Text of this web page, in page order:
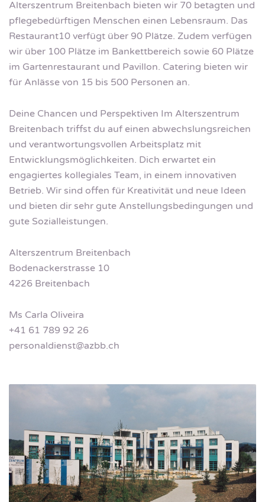
Alterszentrum Breitenbach bieten wir 70 betagten und
pflegebedürftigen Menschen einen Lebensraum. Das
Restaurant10 verfügt über 90 Plätze. Zudem verfügen
wir über 100 Plätze im Bankettbereich sowie 60 Plätze
im Gartenrestaurant und Pavillon. Catering bieten wir
für Anlässe von 15 bis 500 Personen an.
Deine Chancen und Perspektiven Im Alterszentrum
Breitenbach triffst du auf einen abwechslungsreichen
und verantwortungsvollen Arbeitsplatz mit
Entwicklungsmöglichkeiten. Dich erwartet ein
engagiertes kollegiales Team, in einem innovativen
Betrieb. Wir sind offen für Kreativität und neue Ideen
und bieten dir sehr gute Anstellungsbedingungen und
gute Sozialleistungen.
Alterszentrum Breitenbach
Bodenackerstrasse 10
4226 Breitenbach
Ms Carla Oliveira
+41 61 789 92 26
personaldienst@azbb.ch